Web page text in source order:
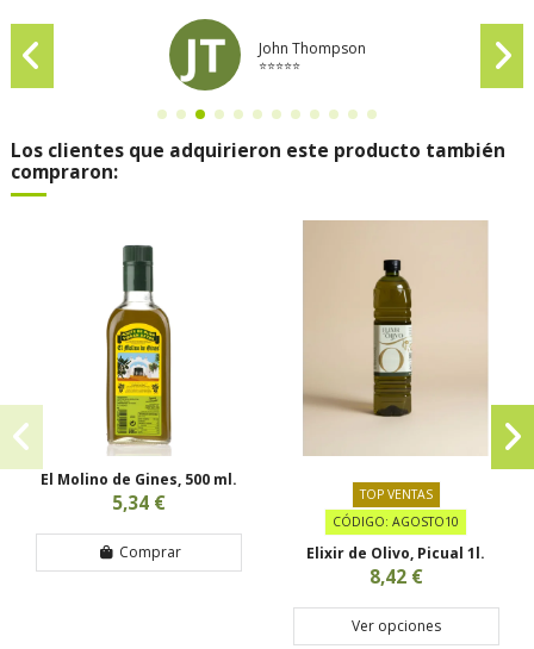
John Thompson
⭐⭐⭐⭐⭐
Los clientes que adquirieron este producto también
compraron:
El Molino de Gines, 500 ml.
5,34 €
Comprar
TOP VENTAS
CÓDIGO: AGOSTO10
Elixir de Olivo, Picual 1l.
8,42 €
Ver opciones